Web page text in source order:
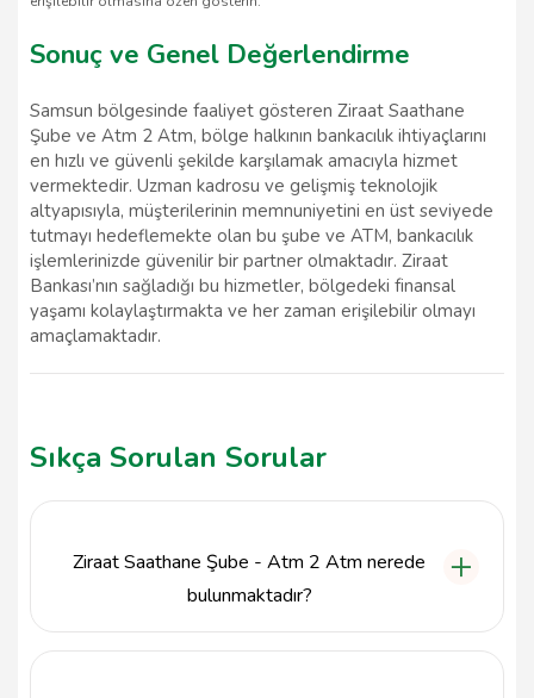
Sonuç ve Genel Değerlendirme
Samsun bölgesinde faaliyet gösteren Ziraat Saathane
Şube ve Atm 2 Atm, bölge halkının bankacılık ihtiyaçlarını
en hızlı ve güvenli şekilde karşılamak amacıyla hizmet
vermektedir. Uzman kadrosu ve gelişmiş teknolojik
altyapısıyla, müşterilerinin memnuniyetini en üst seviyede
tutmayı hedeflemekte olan bu şube ve ATM, bankacılık
işlemlerinizde güvenilir bir partner olmaktadır. Ziraat
Bankası’nın sağladığı bu hizmetler, bölgedeki finansal
yaşamı kolaylaştırmakta ve her zaman erişilebilir olmayı
amaçlamaktadır.
Sıkça Sorulan Sorular
Ziraat Saathane Şube - Atm 2 Atm nerede
bulunmaktadır?